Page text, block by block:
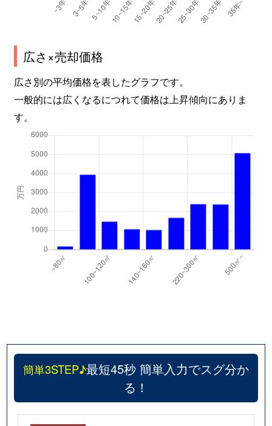
広さ×売却価格
広さ別の平均価格を表したグラフです。
一般的には広くなるにつれて価格は上昇傾向にありま
す。
簡単3STEP♪最短45秒 簡単入力でスグ分か
る！